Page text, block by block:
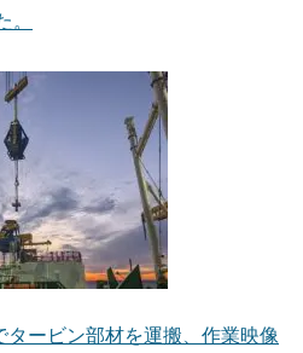
タービン部材を運搬、作業映像